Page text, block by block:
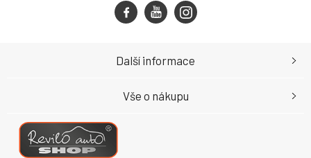
Další informace
Vše o nákupu